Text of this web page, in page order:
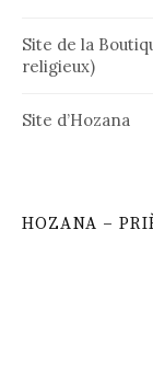
Site de la
religieux)
Site d’Hozana
HOZANA –